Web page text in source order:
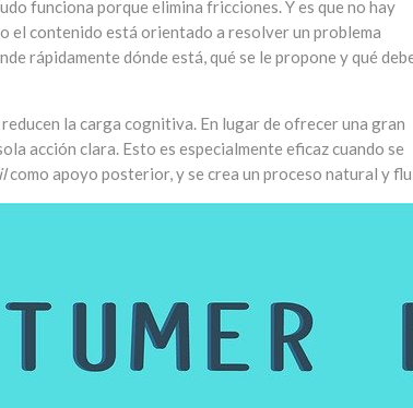
funciona porque elimina fricciones. Y es que no hay
el contenido está orientado a resolver un problema
rápidamente dónde está, qué se le propone y qué
la carga cognitiva. En lugar de ofrecer una gran
acción clara. Esto es especialmente eficaz cuando se
como apoyo posterior, y se crea un proceso natural y